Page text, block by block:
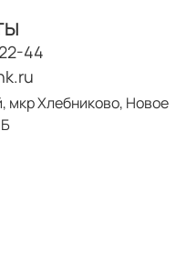
44
мкр Хлебниково, Новое